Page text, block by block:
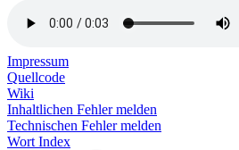
Impressum
Quellcode
Wiki
Inhaltlichen Fehler melden
Technischen Fehler melden
Wort Index